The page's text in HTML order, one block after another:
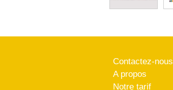
Contactez-nous
A propos
Notre tarif